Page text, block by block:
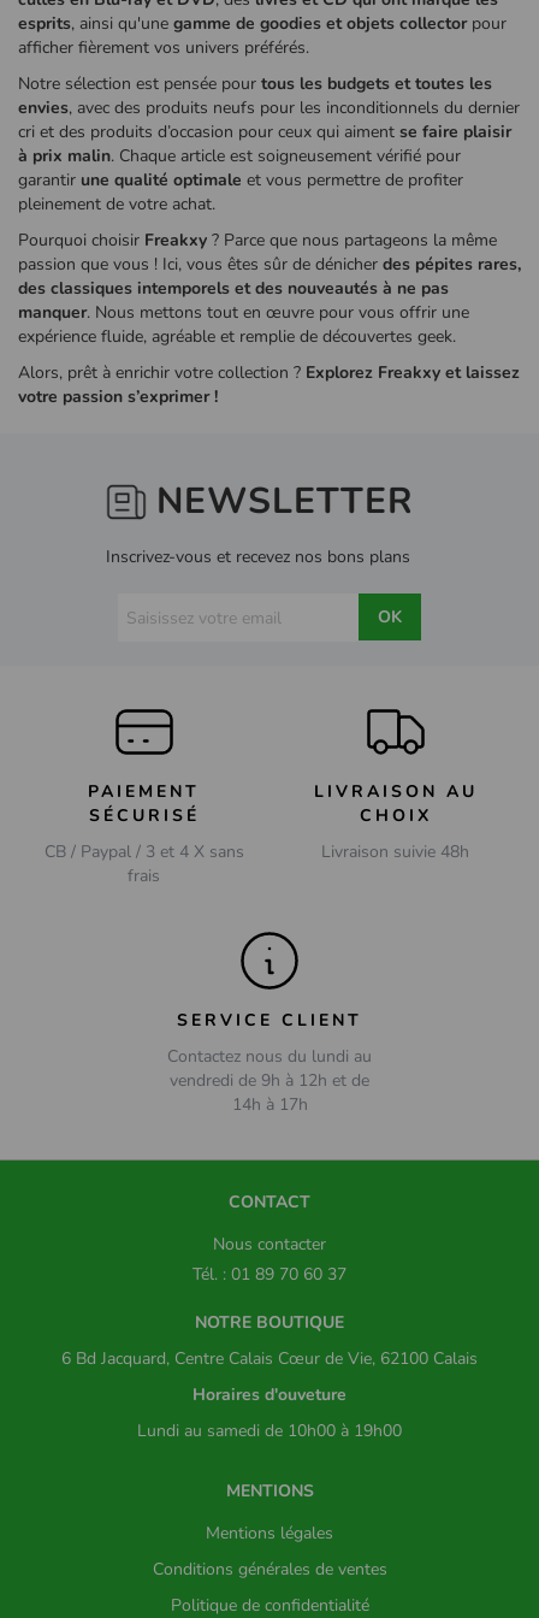
esprits, ainsi qu'une gamme de goodies et objets collectorpour
afficher fièrement vos univers préférés.
Notre sélection est pensée pour tous les budgets et toutes les
envies, avec des produits neufs pour les inconditionnels du dernier
cri et des produits d’occasion pour ceux qui aiment se faire plaisir
à prix malin. Chaque article est soigneusement vérifié pour
garantir une qualité optimale et vous permettre de profiter
pleinement de votre achat.
Pourquoi choisir Freakxy ? Parce que nous partageons la même
passion que vous ! Ici, vous êtes sûr de dénicher des pépites rares,
des classiques intemporels et des nouveautés à ne pas
manquer. Nous mettons tout en œuvre pour vous offrir une
expérience fluide, agréable et remplie de découvertes geek.
Alors, prêt à enrichir votre collection ? Explorez Freakxy et laissez
votre passion s’exprimer !
NEWSLETTER
Inscrivez-vous et recevez nos bons plans
OK
PAIEMENT
SÉCURISÉ
CB / Paypal / 3 et 4 X sans
frais
LIVRAISON AU
CHOIX
Livraison suivie 48h
SERVICE CLIENT
Contactez nous du lundi au
vendredi de 9h à 12h et de
14h à 17h
CONTACT
Nous contacter
Tél. : 01 89 70 60 37
NOTRE BOUTIQUE
6 Bd Jacquard, Centre Calais Cœur de Vie, 62100 Calais
Horaires d'ouveture
Lundi au samedi de 10h00 à 19h00
MENTIONS
Mentions légales
Conditions générales de ventes
Politique de confidentialité